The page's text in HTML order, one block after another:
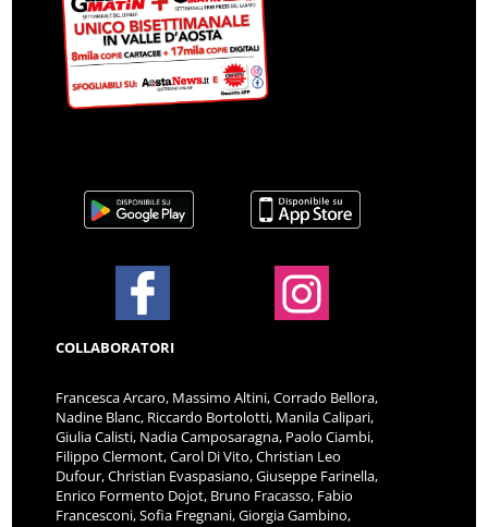
COLLABORATORI
Francesca Arcaro, Massimo Altini, Corrado Bellora,
Nadine Blanc, Riccardo Bortolotti, Manila Calipari,
Giulia Calisti, Nadia Camposaragna, Paolo Ciambi,
Filippo Clermont, Carol Di Vito, Christian Leo
Dufour, Christian Evaspasiano, Giuseppe Farinella,
Enrico Formento Dojot, Bruno Fracasso, Fabio
Francesconi, Sofia Fregnani, Giorgia Gambino,